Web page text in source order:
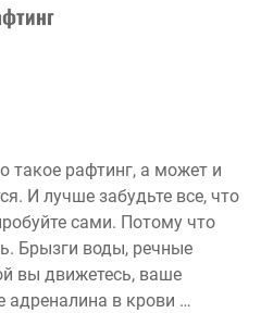
такое рафтинг, а может и
И лучше забудьте все, что
сами. Потому что
Брызги воды, речные
вы движетесь, ваше
адреналина в крови …